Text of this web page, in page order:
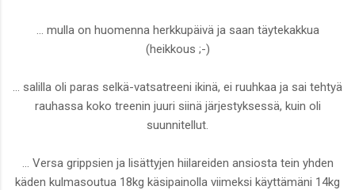
... mulla on huomenna herkkupäivä ja saan täytekakkua
(heikkous ;-)
... salilla oli paras selkä-vatsatreeni ikinä, ei ruuhkaa ja sai tehtyä
rauhassa koko treenin juuri siinä järjestyksessä, kuin oli
suunnitellut.
... Versa grippsien ja lisättyjen hiilareiden ansiosta tein yhden
käden kulmasoutua 18kg käsipainolla viimeksi käyttämäni 14kg